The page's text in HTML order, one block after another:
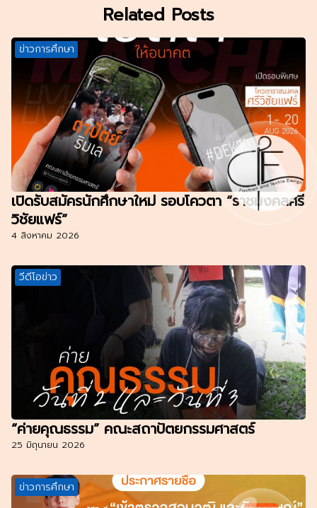
Related Posts
ข่าวการศึกษา
เปิดรับสมัครนักศึกษาใหม่ รอบโควตา “ราชมงคลศรี
วิชัยแฟร์”
4 สิงหาคม 2026
วีดีโอข่าว
“ค่ายคุณธรรม” คณะสถาปัตยกรรมศาสตร์
25 มิถุนายน 2026
ข่าวการศึกษา